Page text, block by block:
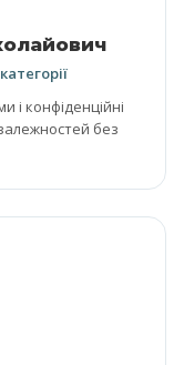
і конфіденційні
без